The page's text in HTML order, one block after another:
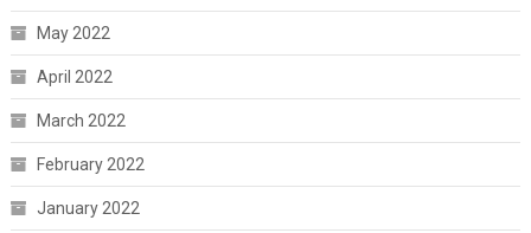
May 2022
April 2022
March 2022
February 2022
January 2022